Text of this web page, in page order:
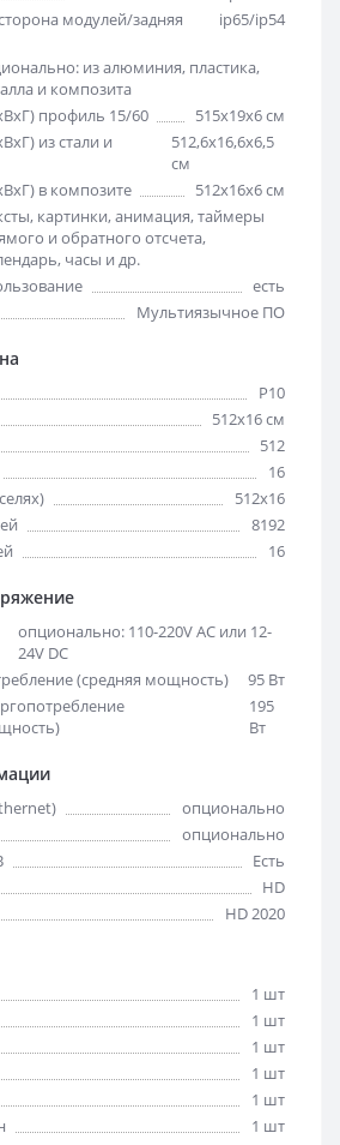
модулей/задняя
ip65/ip54
из алюминия, пластика,
и композита
профиль 15/60
515х19х6 см
из стали и
512,6х16,6х6,5
см
в композите
512х16х6 см
картинки, анимация, таймеры
и обратного отсчета,
часы и др.
есть
Мультиязычное ПО
Р10
512х16 см
512
16
512x16
8192
16
опционально: 110-220V AC или 12-
24V DC
(средняя мощность)
95 Вт
195
Вт
опционально
опционально
Есть
HD
HD 2020
1 шт
1 шт
1 шт
1 шт
1 шт
1 шт